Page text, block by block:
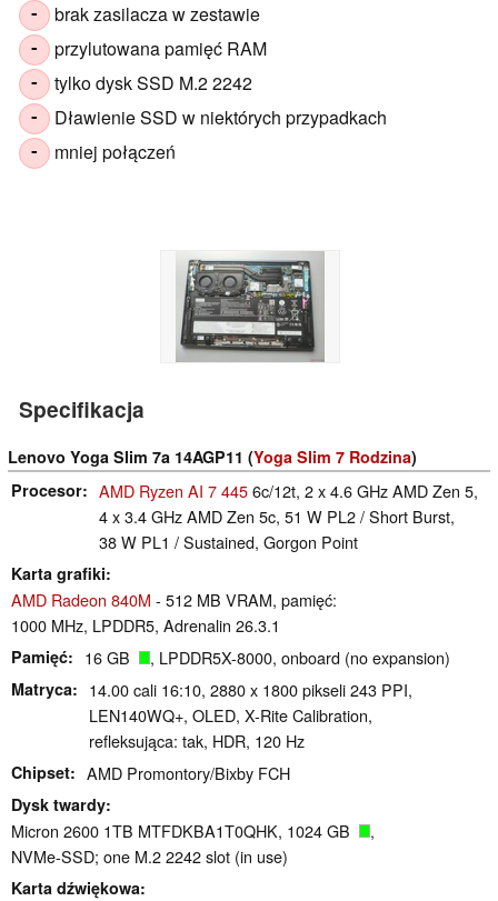
- brak zasilacza w zestawie
- przylutowana pamięć RAM
- tylko dysk SSD M.2 2242
- Dławienie SSD w niektórych przypadkach
- mniej połączeń
Specifikacja
Lenovo Yoga Slim 7a 14AGP11 (Yoga Slim 7 Rodzina)
Procesor
AMD Ryzen AI 7 4456c/12t, 2 x 4.6 GHz AMD Zen 5,
4 x 3.4 GHz AMD Zen 5c, 51 W PL2 / Short Burst,
38 W PL1 / Sustained, Gorgon Point
Karta grafiki
AMD Radeon 840M - 512 MB VRAM, pamięć:
1000 MHz, LPDDR5, Adrenalin 26.3.1
Pamięć 16 GB , LPDDR5X-8000, onboard (no expansion)
Matryca
14.00 cali 16:10, 2880 x 1800 pikseli 243 PPI,
LEN140WQ+, OLED, X-Rite Calibration,
refleksująca: tak, HDR, 120 Hz
Chipset AMD Promontory/Bixby FCH
Dysk twardy
Micron 2600 1TB MTFDKBA1T0QHK, 1024 GB
,
NVMe-SSD; one M.2 2242 slot (in use)
Karta dźwiękowa